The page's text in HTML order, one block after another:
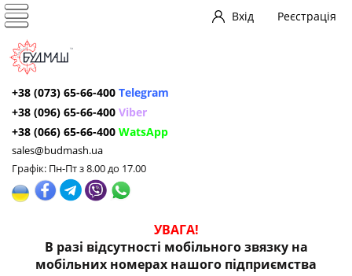
Вхід Реєстрація
+38 (073) 65-66-400 Telegram
+38 (096) 65-66-400 Viber
+38 (066) 65-66-400 WatsApp
sales@budmash.ua
Графік: Пн-Пт з 8.00 до 17.00
УВАГА!
В разі відсутності мобільного звязку на
мобільних номерах нашого підприємства